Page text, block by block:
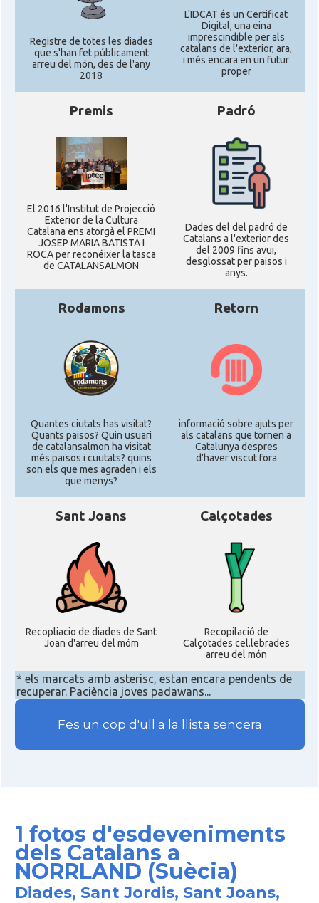
Registre de totes les diades
que s'han fet públicament
arreu del món, des de l'any
2018
L'IDCAT és un Certificat
Digital, una eina
imprescindible per als
catalans de l'exterior, ara,
i més encara en un futur
proper
Premis
El 2016 l'Institut de Projecció
Exterior de la Cultura
Catalana ens atorgà el PREMI
JOSEP MARIA BATISTA I
ROCA per reconéixer la tasca
de CATALANSALMON
Padró
Dades del del padró de
Catalans a l'exterior des
del 2009 fins avui,
desglossat per paisos i
anys.
Rodamons
Quantes ciutats has visitat?
Quants paisos? Quin usuari
de catalansalmon ha visitat
més països i cuutats? quins
son els que mes agraden i els
que menys?
Retorn
informació sobre ajuts per
als catalans que tornen a
Catalunya despres
d'haver viscut fora
Sant Joans
Recopliacio de diades de Sant
Joan d'arreu del móm
Calçotades
Recopilació de
Calçotades cel.lebrades
arreu del món
* els marcats amb asterisc, estan encara pendents de
recuperar. Paciència joves padawans...
Fes un cop d'ull a la llista sencera
1 fotos d'esdeveniments
dels Catalans a
NORRLAND (Suècia)
Diades, Sant Jordis, Sant Joans,